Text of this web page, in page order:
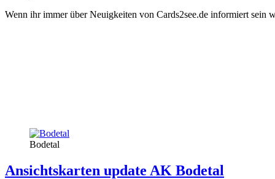
Wenn ihr immer über Neuigkeiten von Cards2see.de informiert sein
Bodetal
Ansichtskarten update AK Bodetal